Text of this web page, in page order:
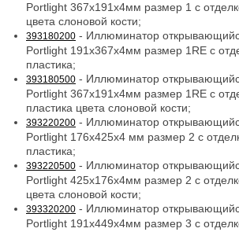
Portlight 367x191x4мм размер 1 с
цвета слоновой кости;
393180200 - Иллюминатор
Portlight 191x367x4мм размер 1RE с
пластика;
393180500 - Иллюминатор
Portlight 367x191x4мм размер 1RE с
пластика цвета слоновой кости;
393220200 - Иллюминатор
Portlight 176x425x4 мм размер 2 с
пластика;
393220500 - Иллюминатор
Portlight 425x176x4мм размер 2 с
цвета слоновой кости;
393320200 - Иллюминатор
Portlight 191x449x4мм размер 3 с